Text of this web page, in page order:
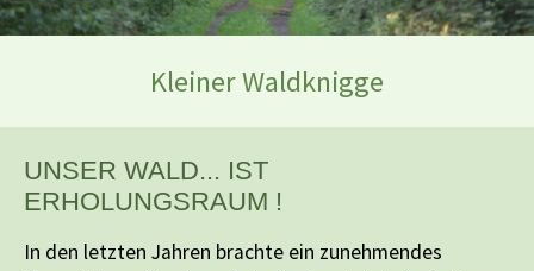
Kleiner Waldknigge
UNSER WALD... IST
ERHOLUNGSRAUM !
In den letzten Jahren brachte ein zunehmendes